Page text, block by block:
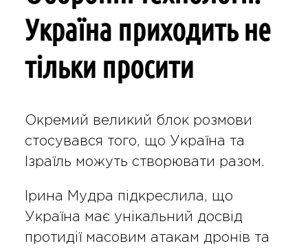
Україна приходить не
тільки просити
Окремий великий блок розмови
стосувався того, що Україна та
Ізраїль можуть створювати разом.
Ірина Мудра підкреслила, що
Україна має унікальний досвід
протидії масовим атакам дронів та